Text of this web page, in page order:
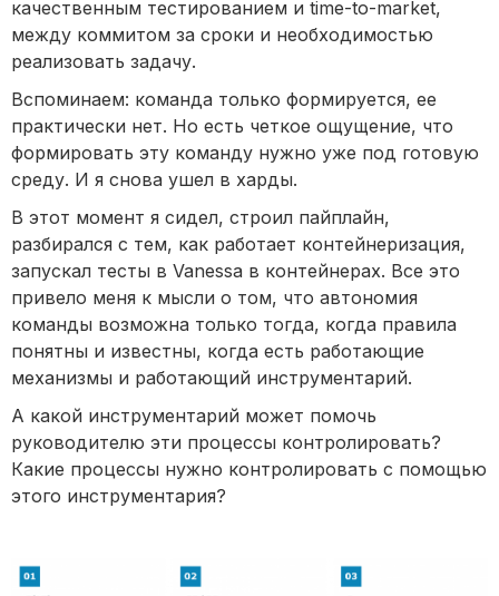
качественным тестированием и time-to-market,
между коммитом за сроки и необходимостью
реализовать задачу.
Вспоминаем: команда только формируется, ее
практически нет. Но есть четкое ощущение, что
формировать эту команду нужно уже под готовую
среду. И я снова ушел в харды.
В этот момент я сидел, строил пайплайн,
разбирался с тем, как работает контейнеризация,
запускал тесты в Vanessa в контейнерах. Все это
привело меня к мысли о том, что автономия
команды возможна только тогда, когда правила
понятны и известны, когда есть работающие
механизмы и работающий инструментарий.
А какой инструментарий может помочь
руководителю эти процессы контролировать?
Какие процессы нужно контролировать с помощью
этого инструментария?